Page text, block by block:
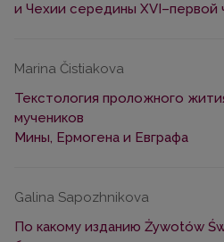
и Чехии середины XVI–первой
Marina Čistiakova
Текстология проложного
мучеников
Мины, Ермогена и Евграфа
Galina Sapozhnikova
По какому изданию Żywotów